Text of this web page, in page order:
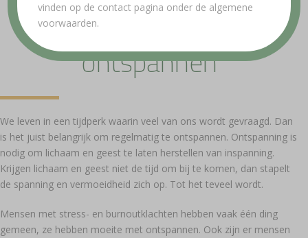
50 manieren om te
ontspannen
We leven in een tijdperk waarin veel van ons wordt gevraagd. Dan
is het juist belangrijk om regelmatig te ontspannen. Ontspanning is
nodig om lichaam en geest te laten herstellen van inspanning.
Krijgen lichaam en geest niet de tijd om bij te komen, dan stapelt
de spanning en vermoeidheid zich op. Tot het teveel wordt.
Mensen met stress- en burnoutklachten hebben vaak één ding
gemeen, ze hebben moeite met ontspannen. Ook zijn er mensen
vinden op de contact pagina onder de algemene
voorwaarden.